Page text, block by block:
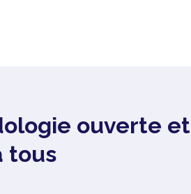
ouverte et
tous